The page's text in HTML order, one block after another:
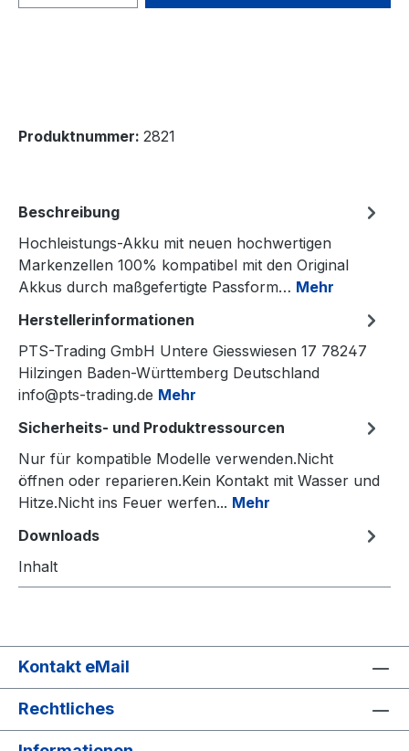
Produktnummer: 2821
Beschreibung
Hochleistungs-Akku mit neuen hochwertigen
Markenzellen 100% kompatibel mit den Original
Akkus durch maßgefertigte Passform… Mehr
Herstellerinformationen
PTS-Trading GmbH Untere Giesswiesen 17 78247
Hilzingen Baden-Württemberg Deutschland
info@pts-trading.de Mehr
Sicherheits- und Produktressourcen
Nur für kompatible Modelle verwenden.Nicht
öffnen oder reparieren.Kein Kontakt mit Wasser und
Hitze.Nicht ins Feuer werfen... Mehr
Downloads
Inhalt
Kontakt eMail
Rechtliches